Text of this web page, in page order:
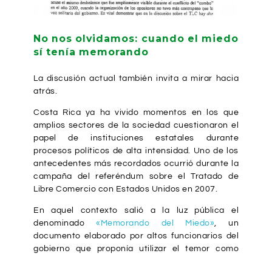
No nos olvidamos: cuando el miedo
sí tenía memorando
La discusión actual también invita a mirar hacia
atrás.
Costa Rica ya ha vivido momentos en los que
amplios sectores de la sociedad cuestionaron el
papel de instituciones estatales durante
procesos políticos de alta intensidad. Uno de los
antecedentes más recordados ocurrió durante la
campaña del referéndum sobre el Tratado de
Libre Comercio con Estados Unidos en 2007.
En aquel contexto salió a la luz pública el
denominado«Memorando del Miedo», un
documento elaborado por altos funcionarios del
gobierno que proponía utilizar el temor como